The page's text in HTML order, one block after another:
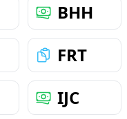
BHH
FRT
IJC